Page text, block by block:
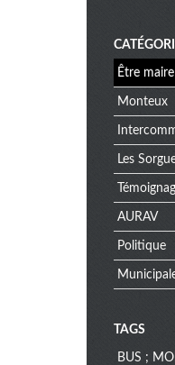
e
n
u
Être maire
Monteux
Les
AURAV
Politique
TAGS
BUS ;